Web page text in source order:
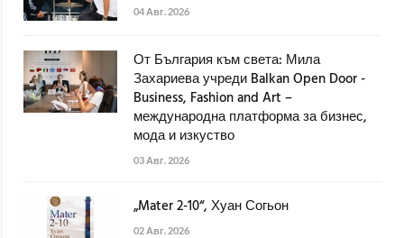
04 Авг. 2026
От България към света: Мила
Захариева учреди Balkan Open Door -
Business, Fashion and Art –
международна платформа за бизнес,
мода и изкуство
03 Авг. 2026
„Mater 2-10“, Хуан Согьон
02 Авг. 2026